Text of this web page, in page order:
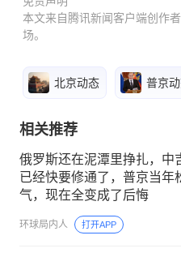
本文来自腾讯新闻客户端创作
场。
北京动态 普京
相关推荐
俄罗斯还在泥潭里挣扎，中
已经快要修通了，普京当年
气，现在全变成了后悔
环球局内人 打开APP